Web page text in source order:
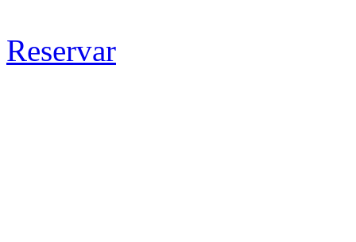
Reservar